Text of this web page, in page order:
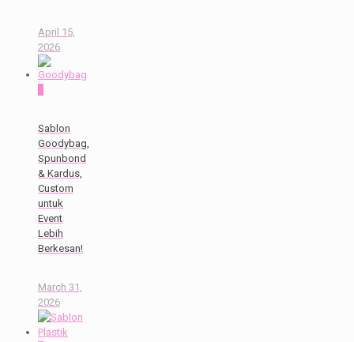
April 15,
2026
Sablon
Goodybag,
Spunbond
& Kardus,
Custom
untuk
Event
Lebih
Berkesan!
March 31,
2026